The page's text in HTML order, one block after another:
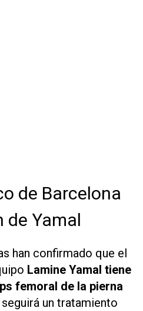
de Barcelona
de Yamal
han confirmado que el
Lamine Yamal tiene
femoral de la pierna
un tratamiento